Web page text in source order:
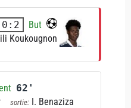
0:2
But
Koukougnon
62'
sortie: I. Benaziza